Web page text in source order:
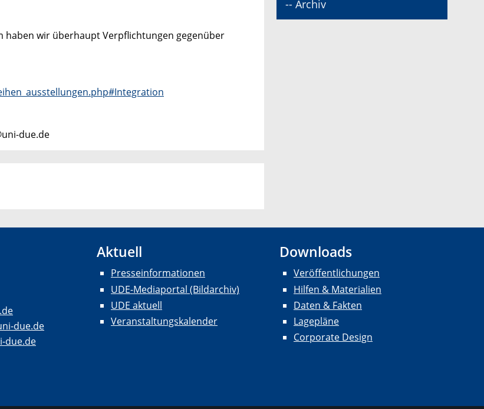
haben wir überhaupt Verpflichtungen gegenüber
due.de
-- Archiv
due.de
due.de
Aktuell
Presseinformationen
UDE-Mediaportal (Bildarchiv)
UDE aktuell
Veranstaltungskalender
Downloads
Veröffentlichungen
Hilfen & Materialien
Daten & Fakten
Lagepläne
Corporate Design